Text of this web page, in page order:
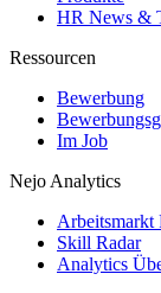
HR News &
Ressourcen
Bewerbung
Im Job
Nejo Analytics
Arbeitsmarkt
Skill Radar
Analytics